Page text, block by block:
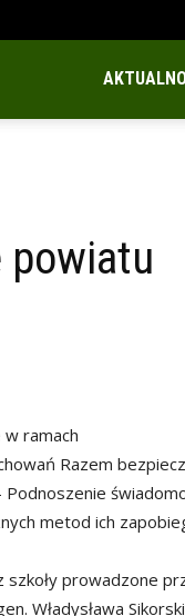
powiatu
w ramach
Razem
Podnoszenie
metod ich
szkoły prowadzone
Władysława